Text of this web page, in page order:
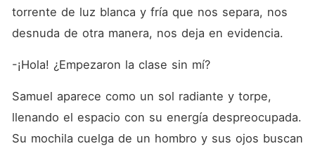
torrente de luz blanca y fría que nos separa, nos
desnuda de otra manera, nos deja en evidencia.
-¡Hola! ¿Empezaron la clase sin mí?
Samuel aparece como un sol radiante y torpe,
llenando el espacio con su energía despreocupada.
Su mochila cuelga de un hombro y sus ojos buscan